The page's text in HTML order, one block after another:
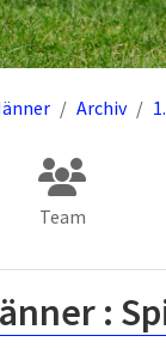
Archiv
Team
: